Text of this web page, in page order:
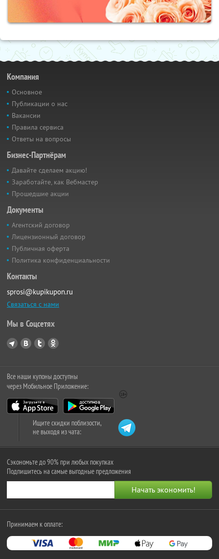
Компания
Основное
Публикации о нас
Вакансии
Правила сервиса
Ответы на вопросы
Бизнес-Партнёрам
Давайте сделаем акцию!
Заработайте, как Вебмастер
Прошедшие акции
Документы
Агентский договор
Лицензионный договор
Публичная оферта
Политика конфиденциальности
Контакты
sprosi@kupikupon.ru
Связаться с нами
Мы в Соцсетях
Все наши купоны доступны
через Мобильное Приложение:
Ищите скидки поблизости,
не выходя из чата:
Сэкономьте до 90% при любых покупках
Подпишитесь на самые выгодные предложения
Принимаем к оплате: